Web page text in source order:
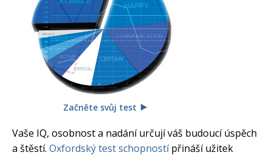
Začněte svůj test
Vaše IQ, osobnost a nadání určují váš budoucí úspěch
a štěstí. Oxfordský test schopnostípřináší užitek